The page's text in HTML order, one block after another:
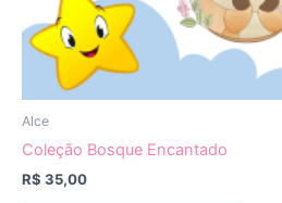
Alce
Coleção Bosque Encantado
R$ 35,00